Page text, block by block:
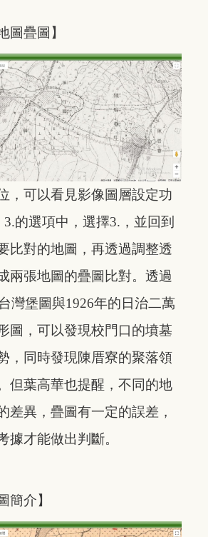
圖疊圖】
，可以看見影像圖層設定功
的選項中，選擇3.，並回到
比對的地圖，再透過調整透
兩張地圖的疊圖比對。透過
灣堡圖與1926年的日治二萬
圖，可以發現校門口的墳墓
，同時發現陳厝寮的聚落領
但葉高華也提醒，不同的地
差異，疊圖有一定的誤差，
據才能做出判斷。
簡介】